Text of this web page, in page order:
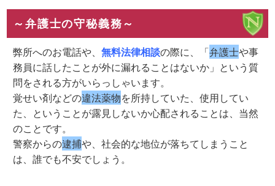
～弁護士の守秘義務～
弊所へのお電話や、無料法律相談の際に、「弁護士や事
務員に話したことが外に漏れることはないか」という質
問をされる方がいらっしゃいます。
覚せい剤などの違法薬物を所持していた、使用してい
た、ということが露見しないか心配されることは、当然
のことです。
警察からの逮捕や、社会的な地位が落ちてしまうこと
は、誰でも不安でしょう。